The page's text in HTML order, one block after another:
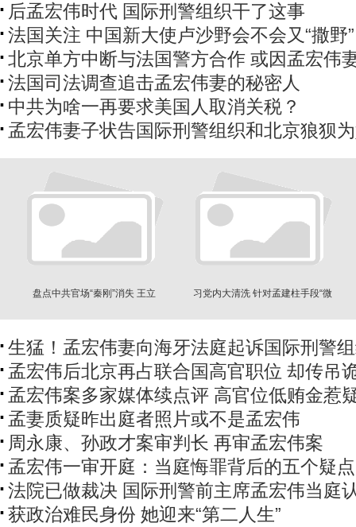
后孟宏伟时代 国际刑警组织干了这事
法国关注 中国新大使卢沙野会不会又“撒野”
北京单方中断与法国警方合作 或因孟宏伟
法国司法调查追击孟宏伟妻的秘密人
中共为啥一再要求美国人取消关税？
孟宏伟妻子状告国际刑警组织和北京狼狈
盘点中共官场“秦刚”消失 王立
习党内大清洗 针对孟建柱手段“微
生猛！孟宏伟妻向海牙法庭起诉国际刑警
孟宏伟后北京再占联合国高官职位 却传吊
孟宏伟案多家媒体续点评 高官位低贿金惹
孟妻质疑昨出庭者照片或不是孟宏伟
周永康、孙政才案审判长 再审孟宏伟案
孟宏伟一审开庭：当庭悔罪背后的五个疑点
法院已做裁决 国际刑警前主席孟宏伟当庭
​获政治难民身份 她迎来“第二人生”